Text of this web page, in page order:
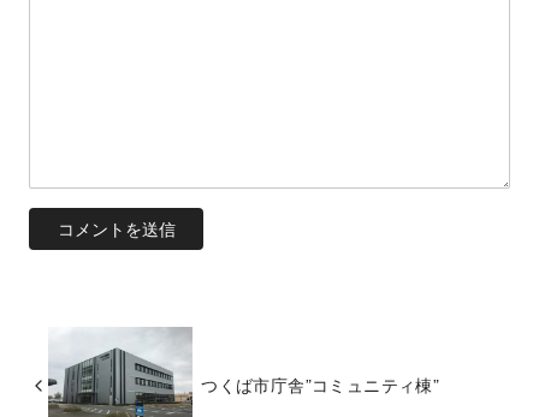
つくば市庁舎”コミュニティ棟”